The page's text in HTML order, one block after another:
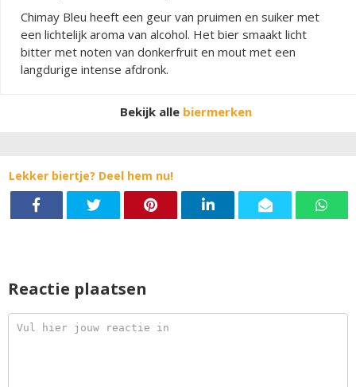
Chimay Bleu heeft een geur van pruimen en suiker met
een lichtelijk aroma van alcohol. Het bier smaakt licht
bitter met noten van donkerfruit en mout met een
langdurige intense afdronk.
Bekijk alle biermerken
Lekker biertje? Deel hem nu!
Reactie plaatsen